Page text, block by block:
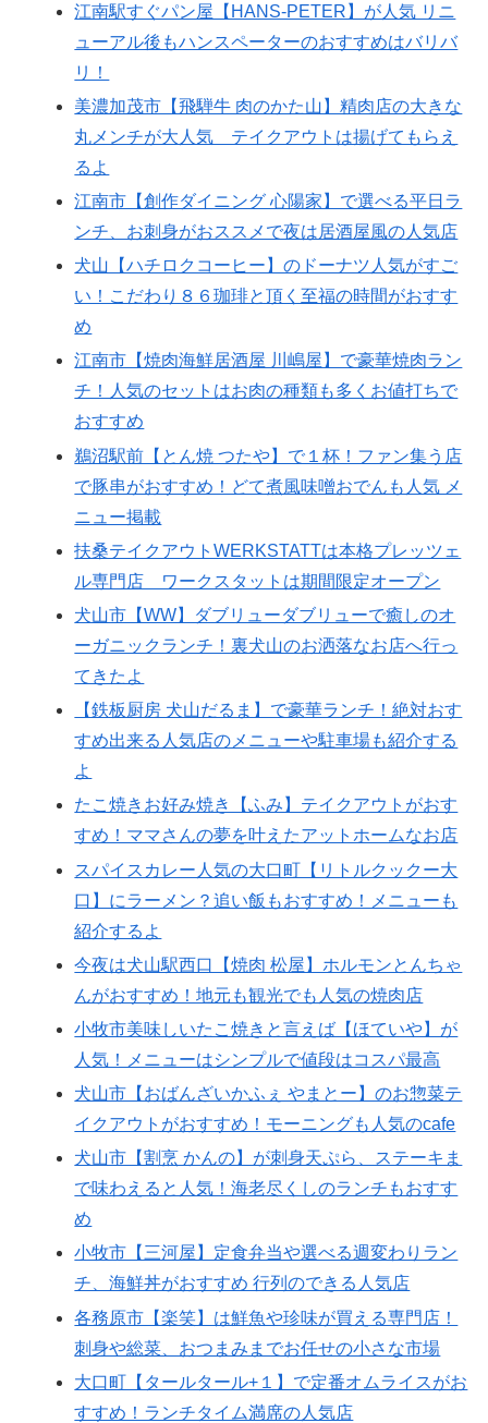
江南駅すぐパン屋【HANS‐PETER】が人気 リニ
ューアル後もハンスペーターのおすすめはバリバ
リ！
美濃加茂市【飛騨牛 肉のかた山】精肉店の大きな
丸メンチが大人気 テイクアウトは揚げてもらえ
るよ
江南市【創作ダイニング 心陽家】で選べる平日ラ
ンチ、お刺身がおススメで夜は居酒屋風の人気店
犬山【ハチロクコーヒー】のドーナツ人気がすご
い！こだわり８６珈琲と頂く至福の時間がおすす
め
江南市【焼肉海鮮居酒屋 川嶋屋】で豪華焼肉ラン
チ！人気のセットはお肉の種類も多くお値打ちで
おすすめ
鵜沼駅前【とん焼 つたや】で１杯！ファン集う店
で豚串がおすすめ！どて煮風味噌おでんも人気 メ
ニュー掲載
扶桑テイクアウトWERKSTATTは本格プレッツェ
ル専門店 ワークスタットは期間限定オープン
犬山市【WW】ダブリューダブリューで癒しのオ
ーガニックランチ！裏犬山のお洒落なお店へ行っ
てきたよ
【鉄板厨房 犬山だるま】で豪華ランチ！絶対おす
すめ出来る人気店のメニューや駐車場も紹介する
よ
たこ焼きお好み焼き【ふみ】テイクアウトがおす
すめ！ママさんの夢を叶えたアットホームなお店
スパイスカレー人気の大口町【リトルクックー大
口】にラーメン？追い飯もおすすめ！メニューも
紹介するよ
今夜は犬山駅西口【焼肉 松屋】ホルモンとんちゃ
んがおすすめ！地元も観光でも人気の焼肉店
小牧市美味しいたこ焼きと言えば【ほていや】が
人気！メニューはシンプルで値段はコスパ最高
犬山市【おばんざいかふぇ やまとー】のお惣菜テ
イクアウトがおすすめ！モーニングも人気のcafe
犬山市【割烹 かんの】が刺身天ぷら、ステーキま
で味わえると人気！海老尽くしのランチもおすす
め
小牧市【三河屋】定食弁当や選べる週変わりラン
チ、海鮮丼がおすすめ 行列のできる人気店
各務原市【楽笑】は鮮魚や珍味が買える専門店！
刺身や総菜、おつまみまでお任せの小さな市場
大口町【タールタール+１】で定番オムライスがお
すすめ！ランチタイム満席の人気店